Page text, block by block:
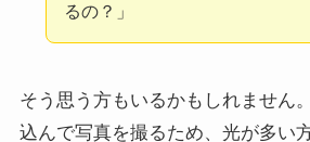
るの？」
そう思う方もいるかもしれません
込んで写真を撮るため、光が多い